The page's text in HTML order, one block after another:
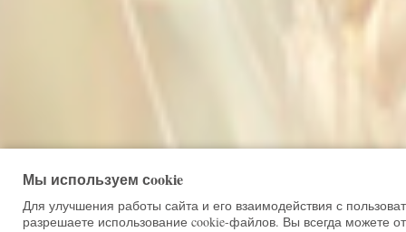
Мы используем сookie
Для улучшения работы сайта и его взаимодействия с
разрешаете использование cookie-файлов. Вы всегда можете